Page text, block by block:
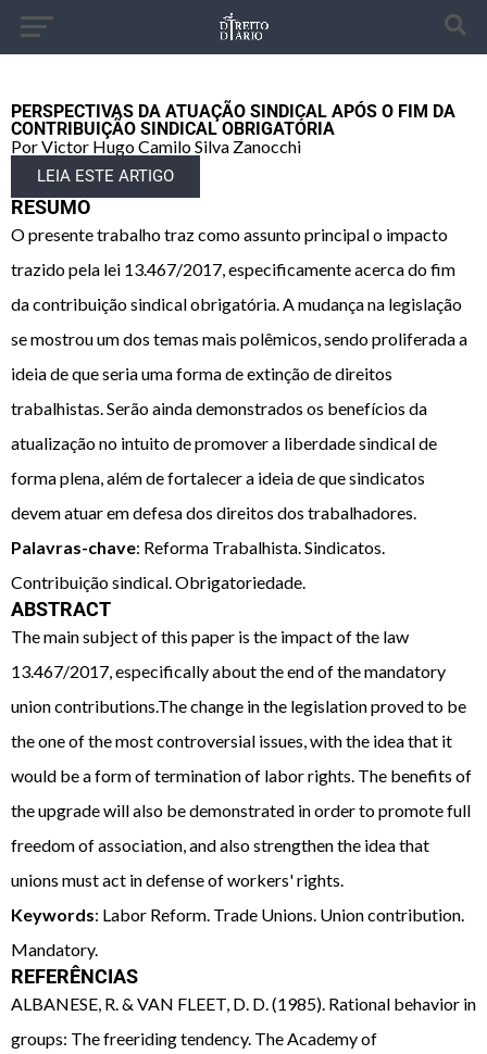
PERSPECTIVAS DA ATUAÇÃO SINDICAL APÓS O FIM DA
CONTRIBUIÇÃO SINDICAL OBRIGATÓRIA
Por Victor Hugo Camilo Silva Zanocchi
LEIA ESTE ARTIGO
RESUMO
O presente trabalho traz como assunto principal o impacto
trazido pela lei 13.467/2017, especificamente acerca do fim
da contribuição sindical obrigatória. A mudança na legislação
se mostrou um dos temas mais polêmicos, sendo proliferada a
ideia de que seria uma forma de extinção de direitos
trabalhistas. Serão ainda demonstrados os benefícios da
atualização no intuito de promover a liberdade sindical de
forma plena, além de fortalecer a ideia de que sindicatos
devem atuar em defesa dos direitos dos trabalhadores.
Palavras-chave: Reforma Trabalhista. Sindicatos.
Contribuição sindical. Obrigatoriedade.
ABSTRACT
The main subject of this paper is the impact of the law
13.467/2017, especifically about the end of the mandatory
union contributions.The change in the legislation proved to be
the one of the most controversial issues, with the idea that it
would be a form of termination of labor rights. The benefits of
the upgrade will also be demonstrated in order to promote full
freedom of association, and also strengthen the idea that
unions must act in defense of workers' rights.
Keywords: Labor Reform. Trade Unions. Union contribution.
Mandatory.
REFERÊNCIAS
ALBANESE, R. & VAN FLEET, D. D. (1985). Rational behavior in
groups: The freeriding tendency. The Academy of